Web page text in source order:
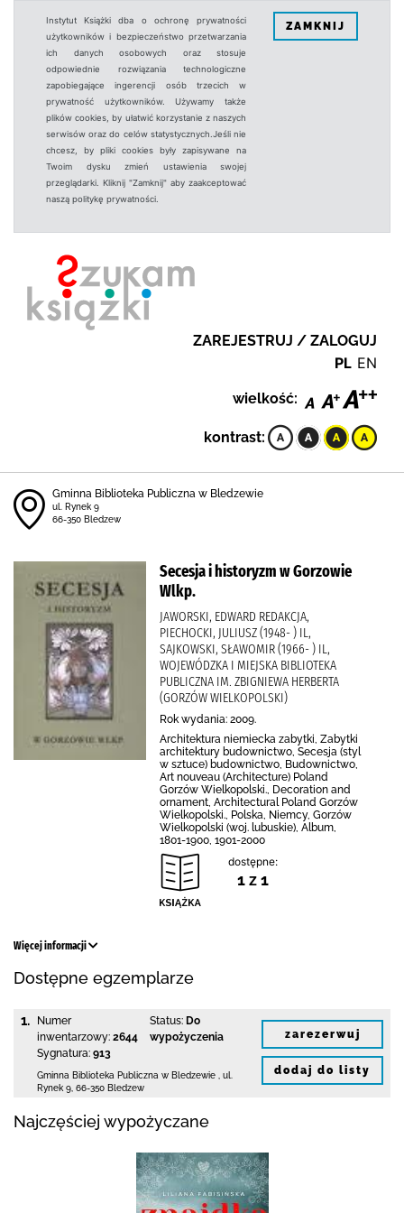
Instytut Książki dba o ochronę prywatności
użytkowników i bezpieczeństwo przetwarzania
ich danych osobowych oraz stosuje
odpowiednie rozwiązania technologiczne
zapobiegające ingerencji osób trzecich w
prywatność użytkowników. Używamy także
plików cookies, by ułatwić korzystanie z naszych
serwisów oraz do celów statystycznych.Jeśli nie
chcesz, by pliki cookies były zapisywane na
Twoim dysku zmień ustawienia swojej
przeglądarki. Kliknij "Zamknij" aby zaakceptować
naszą politykę prywatności.
ZAMKNIJ
ZAREJESTRUJ / ZALOGUJ
PL EN
wielkość:
kontrast:
Gminna Biblioteka Publiczna w Bledzewie
ul. Rynek 9
66-350 Bledzew
Secesja i historyzm w Gorzowie
Wlkp.
JAWORSKI, EDWARD REDAKCJA,
PIECHOCKI, JULIUSZ (1948- ) IL,
SAJKOWSKI, SŁAWOMIR (1966- ) IL,
WOJEWÓDZKA I MIEJSKA BIBLIOTEKA
PUBLICZNA IM. ZBIGNIEWA HERBERTA
(GORZÓW WIELKOPOLSKI)
Rok wydania: 2009.
Architektura niemiecka zabytki, Zabytki
architektury budownictwo, Secesja (styl
w sztuce) budownictwo, Budownictwo,
Art nouveau (Architecture) Poland
Gorzów Wielkopolski., Decoration and
ornament, Architectural Poland Gorzów
Wielkopolski., Polska, Niemcy, Gorzów
Wielkopolski (woj. lubuskie), Album,
1801-1900, 1901-2000
dostępne:
1 z 1
Więcej informacji
Dostępne egzemplarze
1.
Numer
inwentarzowy: 2644
Sygnatura: 913
Status: Do
wypożyczenia
Gminna Biblioteka Publiczna w Bledzewie
ul.
Rynek 9 66-350 Bledzew
zarezerwuj
dodaj do listy
Najczęściej wypożyczane